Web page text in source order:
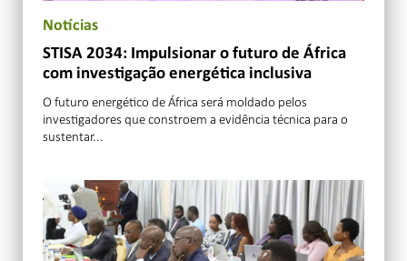
Notícias
STISA 2034: Impulsionar o futuro de África
com investigação energética inclusiva
O futuro energético de África será moldado pelos
investigadores que constroem a evidência técnica para o
sustentar...